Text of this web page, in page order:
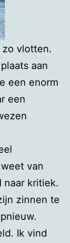
vlotten.
aan
een enorm
een
van
naar kritiek.
zinnen te
Ik vind